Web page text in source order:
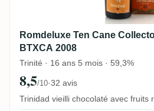
Romdeluxe Ten Cane
BTXCA 2008
Trinité · 16 ans 5 mois · 59,3%
8,5/10·32 avis
Trinidad vieilli chocolaté avec fruits